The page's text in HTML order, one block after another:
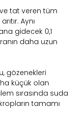
tat veren tüm
Aynı
gidecek 0,1
daha uzun
gözenekleri
küçük olan
sırasında suda
tamamı